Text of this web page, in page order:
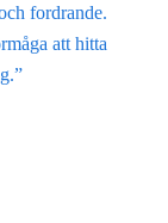
fordrande.
att hitta